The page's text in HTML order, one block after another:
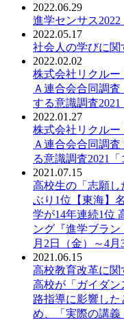
2022.06.29
PDF：
進学センサス2022
2022.05.17
PDF：
社会人の学びに
2022.02.02
PDF：
株式会社リクルー
Ａ連合会合同調
する意識調査2021
2022.01.27
PDF：
株式会社リクルー
Ａ連合会合同調
る意識調査2021
2021.07.15
PDF：
高校生の「志願
ぶり1位【東海】
学が14年連続1位
ング『進学ブラン
月2日（金）～4
2021.06.15
PDF：
高校教育改革に
高校が「ガイダ
路指導に影響し
め、「実際の講